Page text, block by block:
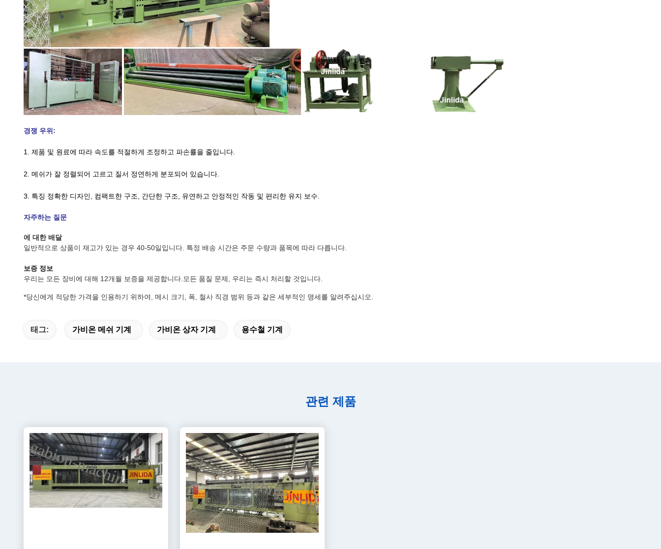
경쟁 우위:
1. 제품 및 원료에 따라 속도를 적절하게 조정하고 파손률을 줄입니다.
2. 메쉬가 잘 정렬되어 고르고 질서 정연하게 분포되어 있습니다.
3. 특징 정확한 디자인, 컴팩트한 구조, 간단한 구조, 유연하고 안정적인 작동 및 편리한 유지 보수.
자주하는 질문
에 대한배달
일반적으로 상품이 재고가 있는 경우 40-50일입니다. 특정 배송 시간은 주문 수량과 품목에 따라 다릅니다.
보증 정보
우리는 모든 장비에 대해 12개월 보증을 제공합니다.모든 품질 문제, 우리는 즉시 처리할 것입니다.
*당신에게 적당한 가격을 인용하기 위하여, 메시 크기, 폭, 철사 직경 범위 등과 같은 세부적인 명세를 알려주십시오.
태그: 가비온 메쉬 기계 가비온 상자 기계 용수철 기계
관련 제품